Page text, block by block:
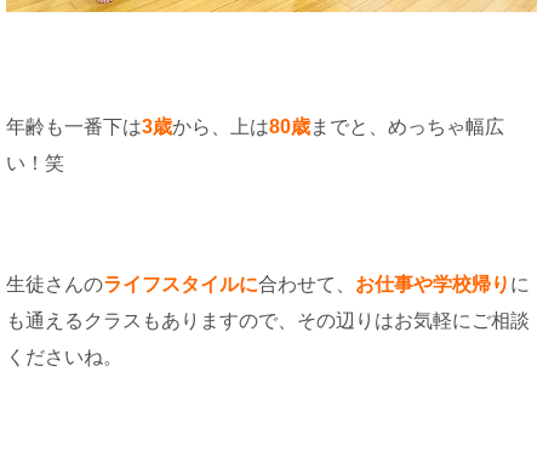
年齢も一番下は3歳から、上は80歳までと、めっちゃ幅広
い！笑
生徒さんのライフスタイルに合わせて、 お仕事や学校帰り に
も通えるクラスもありますので、その辺りはお気軽にご相談
くださいね。